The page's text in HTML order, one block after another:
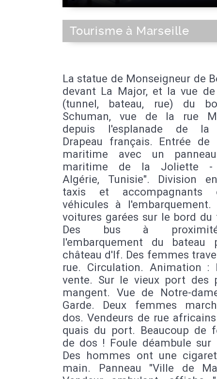
Tourisme à Marseille
La statue de Monseigneur de
devant La Major, et la vue
(tunnel, bateau, rue) du
Schuman, vue de la rue
depuis l'esplanade de la
Drapeau français. Entrée de
maritime avec un
maritime de la Joliette -
Algérie, Tunisie". Division
taxis et
véhicules à l'embarquement.
voitures garées sur le bord
Des bus à
l'embarquement du bateau
château d'If. Des femmes
rue. Circulation. Animation :
vente. Sur le vieux port des
mangent. Vue de Notre-
Garde. Deux femmes
dos. Vendeurs de rue
quais du port. Beaucoup de
de dos ! Foule déambule sur
Des hommes ont une
main. Panneau "Ville de